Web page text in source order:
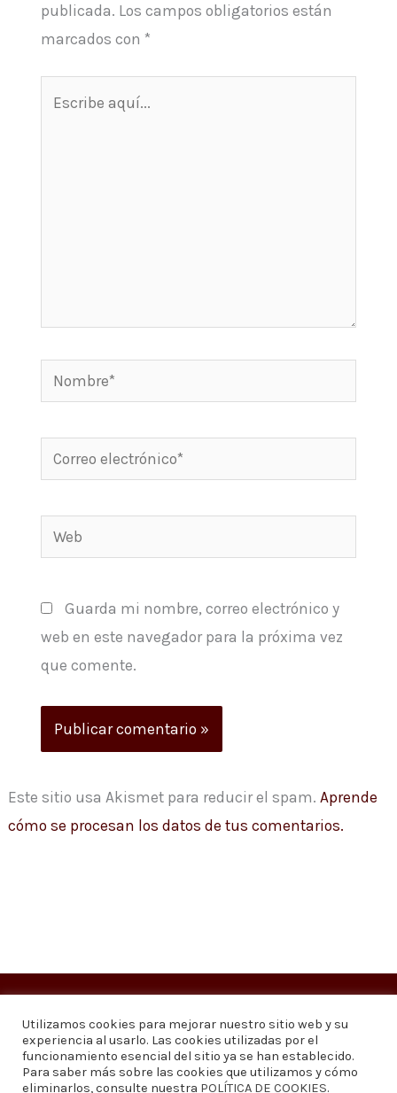
publicada. Los campos obligatorios están
marcados con *
Nombre*
Correo
electrónico*
Web
Guarda mi nombre, correo electrónico y
web en este navegador para la próxima vez
que comente.
Este sitio usa Akismet para reducir el spam. Aprende
cómo se procesan los datos de tus comentarios.
Copyright © 2026Visión 20/20 Noticias
Visión 20/20 Noticias - Edición 1.095
Utilizamos cookies para mejorar nuestro sitio web y su
experiencia al usarlo. Las cookies utilizadas por el
funcionamiento esencial del sitio ya se han establecido.
Para saber más sobre las cookies que utilizamos y cómo
eliminarlos, consulte nuestra POLÍTICA DE COOKIES.